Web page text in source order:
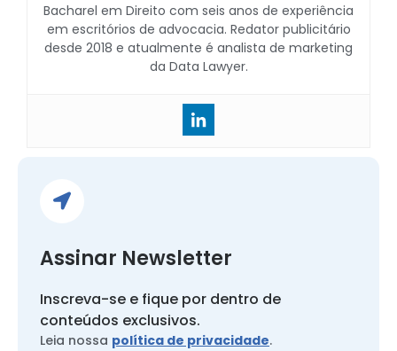
Bacharel em Direito com seis anos de experiência
em escritórios de advocacia. Redator publicitário
desde 2018 e atualmente é analista de marketing
da Data Lawyer.
Assinar Newsletter
Inscreva-se e fique por dentro de
conteúdos exclusivos.
Leia nossa política de privacidade.